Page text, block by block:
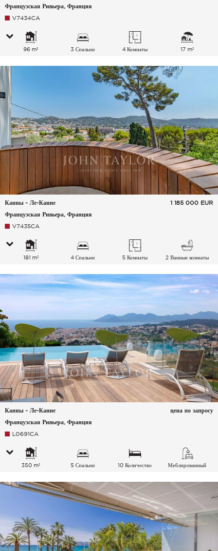
Французская Ривьера, Франция
V7434CA
96 m² 3 Спальни 4 Комнаты 17 m²
Канны - Ле-Канне
Французская Ривьера, Франция
1 185 000 EUR
V7435CA
181 m² 4 Спальни 5 Комнаты 2 Ванные комнаты
Канны - Ле-Канне
Французская Ривьера, Франция
цена по запросу
L0691CA
350 m² 5 Спальни
10 Количество
Меблированный